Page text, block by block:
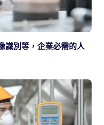
識別等，企業必需的人